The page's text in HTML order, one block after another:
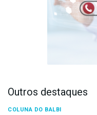
Outros destaques
COLUNA DO BALBI